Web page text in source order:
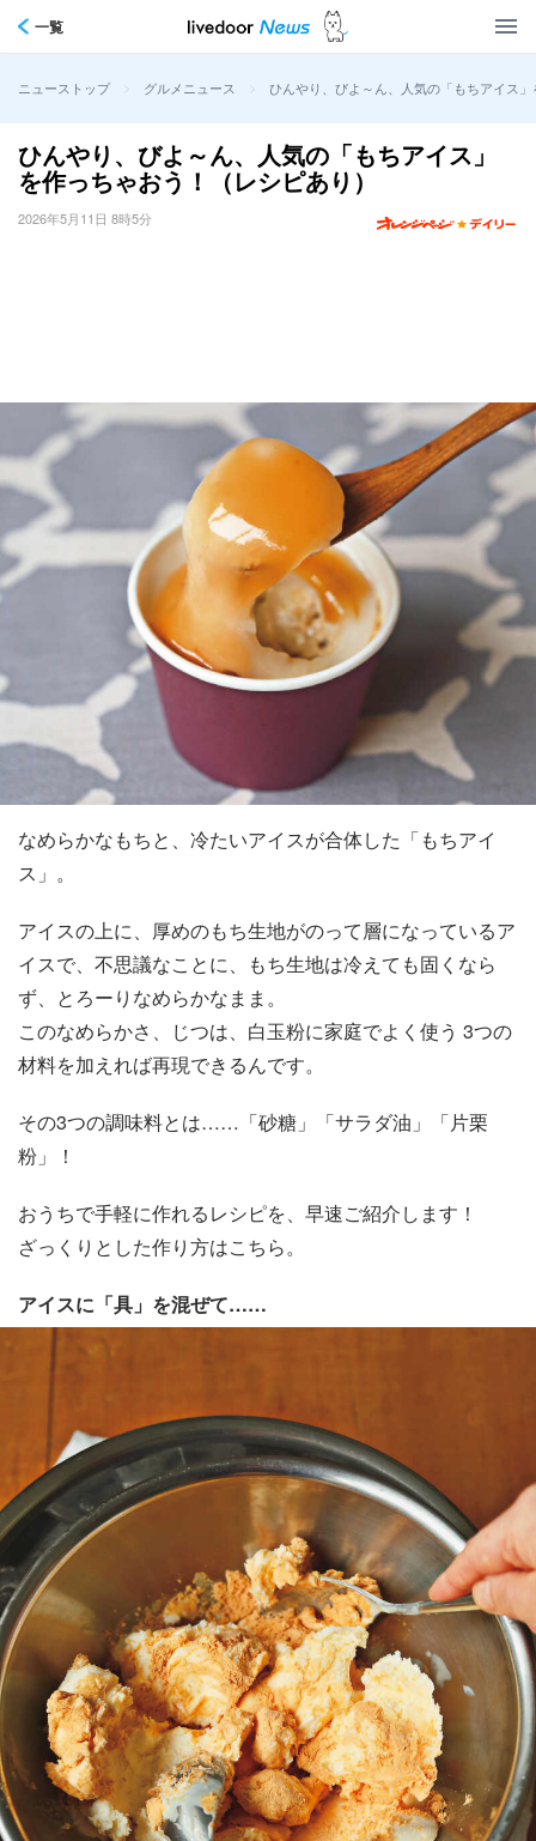
一覧
ニューストップ > グルメニュース > ひんやり、びよ～ん、人気の「もちアイス
ひんやり、びよ～ん、人気の「もちアイス」
を作っちゃおう！（レシピあり）
2026年5月11日 8時5分
なめらかなもちと、冷たいアイスが合体した「もちアイ
ス」。
アイスの上に、厚めのもち生地がのって層になっているア
イスで、不思議なことに、もち生地は冷えても固くなら
ず、とろーりなめらかなまま。
このなめらかさ、じつは、白玉粉に家庭でよく使う 3つの
材料を加えれば再現できるんです。
その3つの調味料とは……「砂糖」「サラダ油」「片栗
粉」！
おうちで手軽に作れるレシピを、早速ご紹介します！
ざっくりとした作り方はこちら。
アイスに「具」を混ぜて……